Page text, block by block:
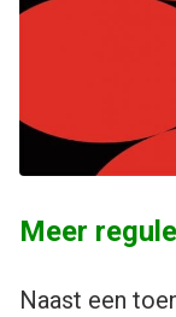
Meer
Naast een